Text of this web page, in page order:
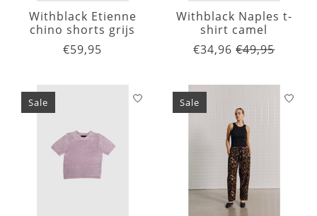
Withblack Etienne
chino shorts grijs
€59,95
Withblack Naples t-
shirt camel
€34,96 €49,95
Sale Sale